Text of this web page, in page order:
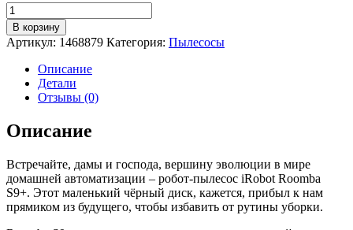
Количество
товара
Робот-
пылесос
Irobot
Roomba
S9+
черный/
черный
(s955840plus_rnd)
В корзину
Артикул: 1468879 Категория: Пылесосы
Описание
Детали
Отзывы (0)
Описание
Встречайте, дамы и господа, вершину эволюции в мире
домашней автоматизации – робот-пылесос iRobot Roomba
S9+. Этот маленький чёрный диск, кажется, прибыл к нам
прямиком из будущего, чтобы избавить от рутины уборки.